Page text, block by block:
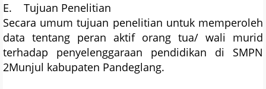
E. Tujuan Penelitian
Secara umum tujuan penelitian untuk memperoleh
data tentang peran aktif orang tua/ wali murid
terhadap penyelenggaraan pendidikan di SMPN
2Munjul kabupaten Pandeglang.